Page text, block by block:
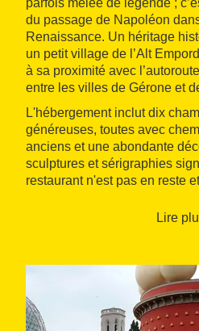
parfois mêlée de légende ;
du passage de Napoléon
Renaissance. Un héritage
un petit village de l’Alt
à sa proximité avec
entre les villes de Gérone et
L'hébergement inclut dix
généreuses, toutes avec
anciens et une abondante
sculptures et sérigraphies
restaurant n'est pas en reste
de fiction imaginé par
avec des matières premières
Lire